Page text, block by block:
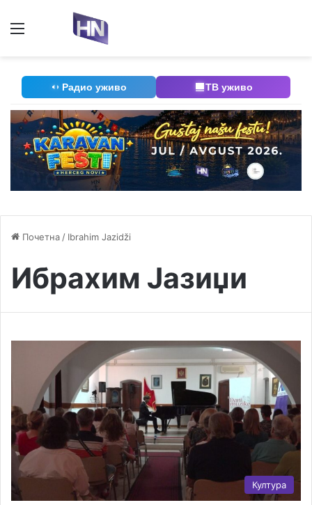
Радио уживо ТВ уживо
Почетна / Ibrahim Jazidži
Ибрахим Јазиџи
Култура